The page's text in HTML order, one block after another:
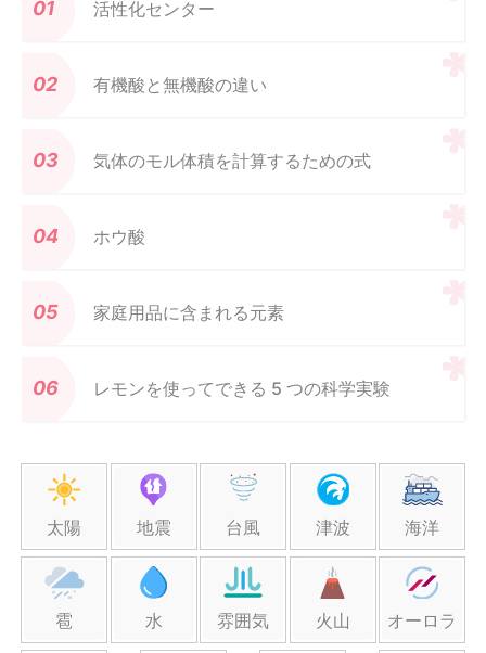
活性化センター
有機酸と無機酸の違い
気体のモル体積を計算するための式
ホウ酸
家庭用品に含まれる元素
レモンを使ってできる 5 つの科学実験
太陽 地震 台風 津波 海洋
雹 水 雰囲気 火山 オーロラ